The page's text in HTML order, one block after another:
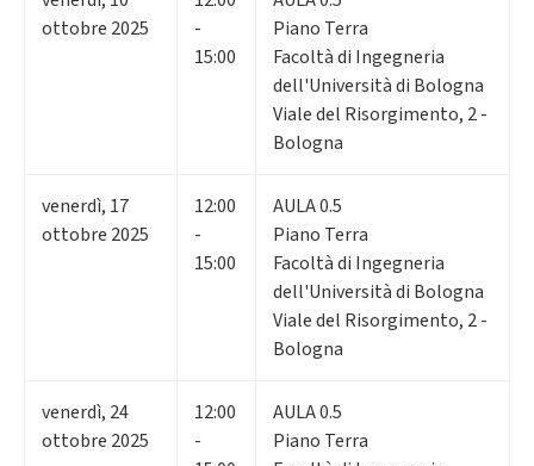
ottobre 2025
-
15:00
Piano Terra
Facoltà di Ingegneria
dell'Università di Bologna
Viale del Risorgimento, 2 -
Bologna
venerdì, 17
ottobre 2025
12:00
-
15:00
AULA 0.5
Piano Terra
Facoltà di Ingegneria
dell'Università di Bologna
Viale del Risorgimento, 2 -
Bologna
venerdì, 24
ottobre 2025
12:00
-
AULA 0.5
Piano Terra